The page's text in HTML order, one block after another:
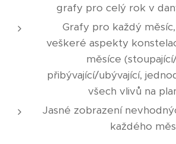
grafy pro celý rok v
Grafy pro každý
veškeré aspekty
měsíce
přibývající/ubývající,
všech vlivů na
Jasné zobrazení
každého